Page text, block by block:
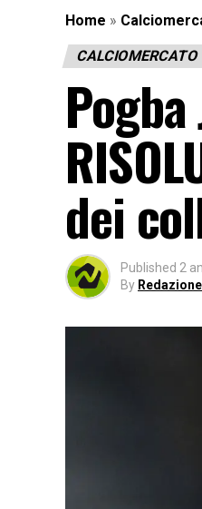
Home »
CALCIOMERCATO
dei
Published 2
By